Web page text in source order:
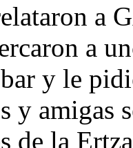
a
a
y le
y amigas
de la